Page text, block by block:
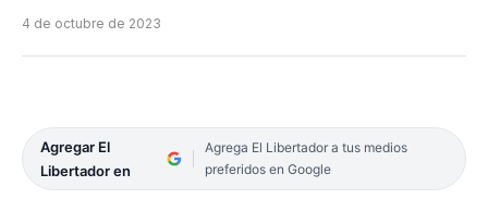
4 de octubre de 2023
Agregar El
Libertador en
Agrega El Libertador a tus medios
preferidos en Google